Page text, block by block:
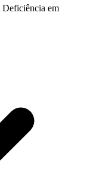
Deficiência em